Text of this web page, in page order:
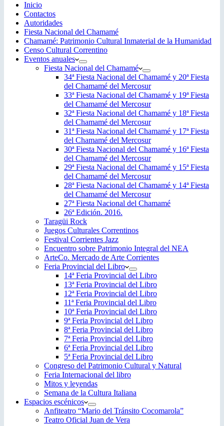
Inicio
Contactos
Autoridades
Fiesta Nacional del Chamamé
Chamamé: Patrimonio Cultural Inmaterial de la Humanidad
Censo Cultural Correntino
Eventos anuales
Fiesta Nacional del Chamamé
34ª Fiesta Nacional del Chamamé y 20ª Fiesta
del Chamamé del Mercosur
33ª Fiesta Nacional del Chamamé y 19ª Fiesta
del Chamamé del Mercosur
32ª Fiesta Nacional del Chamamé y 18ª Fiesta
del Chamamé del Mercosur
31ª Fiesta Nacional del Chamamé y 17ª Fiesta
del Chamamé del Mercosur
30ª Fiesta Nacional del Chamamé y 16ª Fiesta
del Chamamé del Mercosur
29ª Fiesta Nacional del Chamamé y 15ª Fiesta
del Chamamé del Mercosur
28ª Fiesta Nacional del Chamamé y 14ª Fiesta
del Chamamé del Mercosur
27ª Fiesta Nacional del Chamamé
26ª Edición. 2016.
Taragüi Rock
Juegos Culturales Correntinos
Festival Corrientes Jazz
Encuentro sobre Patrimonio Integral del NEA
ArteCo. Mercado de Arte Corrientes
Feria Provincial del Libro
14ª Feria Provincial del Libro
13ª Feria Provincial del Libro
12ª Feria Provincial del Libro
11ª Feria Provincial del Libro
10ª Feria Provincial del Libro
9ª Feria Provincial del Libro
8ª Feria Provincial del Libro
7ª Feria Provincial del Libro
6ª Feria Provincial del Libro
5ª Feria Provincial del Libro
Congreso del Patrimonio Cultural y Natural
Feria Internacional del libro
Mitos y leyendas
Semana de la Cultura Italiana
Espacios escénicos
Anfiteatro “Mario del Tránsito Cocomarola”
Teatro Oficial Juan de Vera